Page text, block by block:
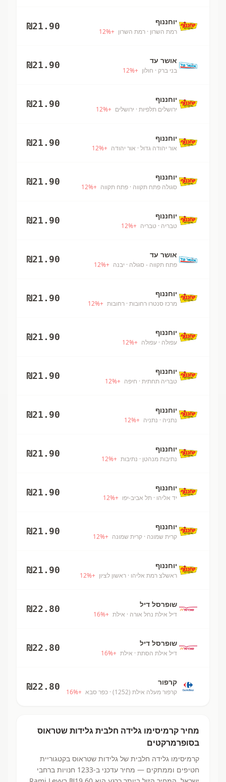
יוחננוף
רמת השרון · רמת השרון +
12%
₪21.90
אושר עד
בני ברק · חולון +
12%
₪21.90
יוחננוף
ירושלים תלפיות · ירושלים +
12%
₪21.90
יוחננוף
אור יהודה גדול · אור יהודה +
12%
₪21.90
יוחננוף
סגולה פתח תקווה · פתח תקווה +
12%
₪21.90
יוחננוף
טבריה · טבריה +
12%
₪21.90
אושר עד
פתח תקווה - סגולה · יבנה +
12%
₪21.90
יוחננוף
מרכז סנטרו רחובות · רחובות +
12%
₪21.90
יוחננוף
עפולה · עפולה +
12%
₪21.90
יוחננוף
טבריה תחתית · חיפה +
12%
₪21.90
יוחננוף
נתניה · נתניה +
12%
₪21.90
יוחננוף
נתיבות מנהטן · נתיבות +
12%
₪21.90
יוחננוף
יד אליהו · תל אביב-יפו +
12%
₪21.90
יוחננוף
קרית שמונה · קרית שמונה +
12%
₪21.90
יוחננוף
ראשלצ רמת אליהו · ראשון לציון +
12%
₪21.90
שופרסל דיל
דיל אילת נחל אורה · אילת +
16%
₪22.80
שופרסל דיל
דיל אילת הסתת · אילת +
16%
₪22.80
קרפור
קרפור מעלה אילת (1252) · כפר סבא +
16%
₪22.80
מחיר קרמיסימו גלידה חלבית גלידות שטראוס
בסופרמרקטים
קרמיסימו גלידה חלבית של גלידות שטראוס בקטגוריית
חטיפים וממתקים — מחיר עדכני ב-1233 חנויות ברחבי